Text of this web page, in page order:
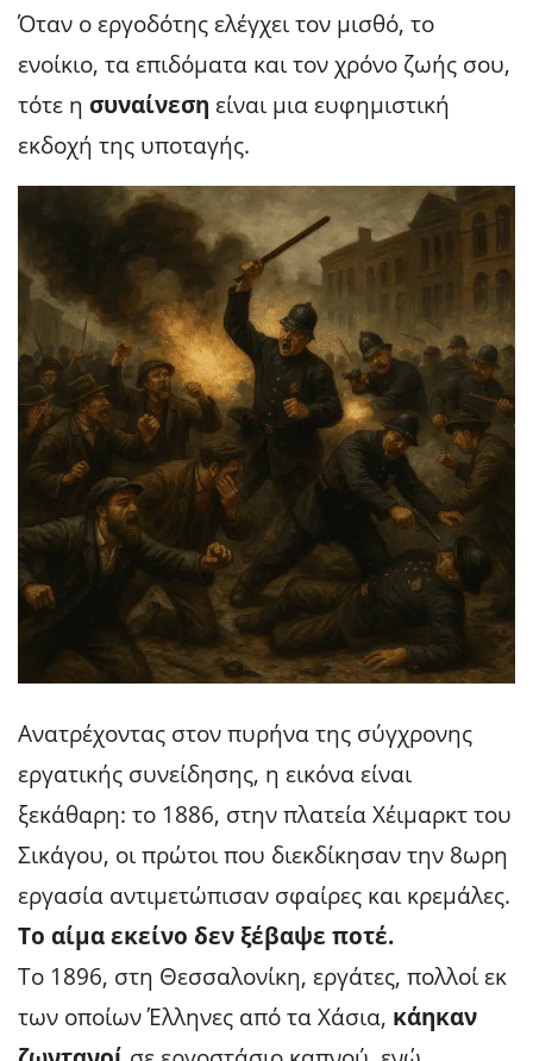
Όταν ο εργοδότης ελέγχει τον μισθό, το
ενοίκιο, τα επιδόματα και τον χρόνο ζωής σου,
τότε η συναίνεση είναι μια ευφημιστική
εκδοχή της υποταγής.
Ανατρέχοντας στον πυρήνα της σύγχρονης
εργατικής συνείδησης, η εικόνα είναι
ξεκάθαρη: το 1886, στην πλατεία Χέιμαρκτ του
Σικάγου, οι πρώτοι που διεκδίκησαν την 8ωρη
εργασία αντιμετώπισαν σφαίρες και κρεμάλες.
Το αίμα εκείνο δεν ξέβαψε ποτέ.
Το 1896, στη Θεσσαλονίκη, εργάτες, πολλοί εκ
των οποίων Έλληνες από τα Χάσια, κάηκαν